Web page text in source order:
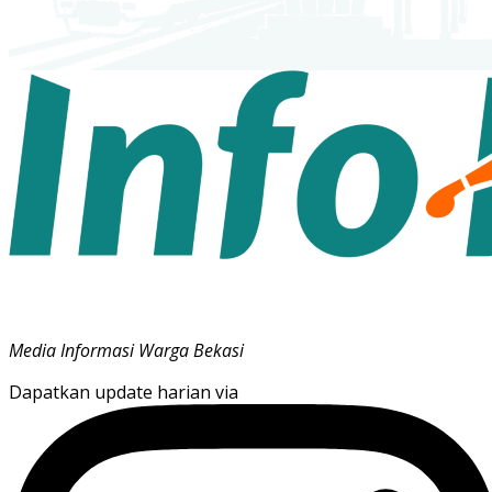
Media Informasi Warga Bekasi
Dapatkan update harian via